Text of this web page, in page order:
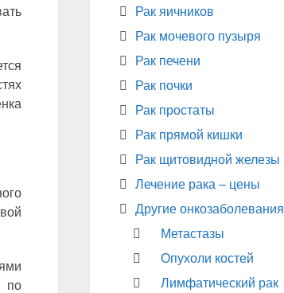
по
Рак яичников
Рак мочевого пузыря
Рак печени
Рак почки
Рак простаты
Рак прямой кишки
Рак щитовидной железы
Лечение рака – цены
Другие онкозаболевания
Метастазы
Опухоли костей
Лимфатический рак